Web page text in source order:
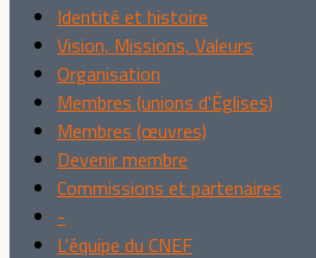
Identité et histoire
Vision, Missions, Valeurs
Organisation
Membres (unions d'Églises)
Membres (œuvres)
Devenir membre
Commissions et partenaires
-
L'équipe du CNEF